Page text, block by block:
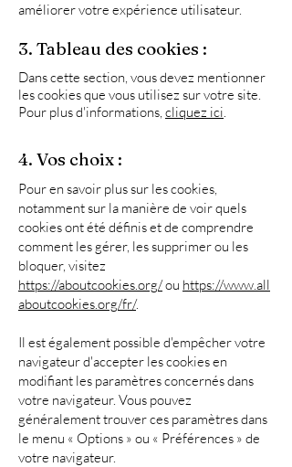
améliorer votre expérience utilisateur.
3. Tableau des cookies :
Dans cette section, vous devez mentionner
les cookies que vous utilisez sur votre site.
Pour plus d'informations, cliquez ici.
4. Vos choix :
Pour en savoir plus sur les cookies,
notamment sur la manière de voir quels
cookies ont été définis et de comprendre
comment les gérer, les supprimer ou les
bloquer, visitez
https://aboutcookies.org/ou https://www.all
aboutcookies.org/fr/.
Il est également possible d'empêcher votre
navigateur d'accepter les cookies en
modifiant les paramètres concernés dans
votre navigateur. Vous pouvez
généralement trouver ces paramètres dans
le menu « Options » ou « Préférences » de
votre navigateur.